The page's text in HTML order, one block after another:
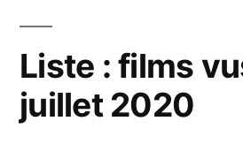
Liste : films
juillet 2020